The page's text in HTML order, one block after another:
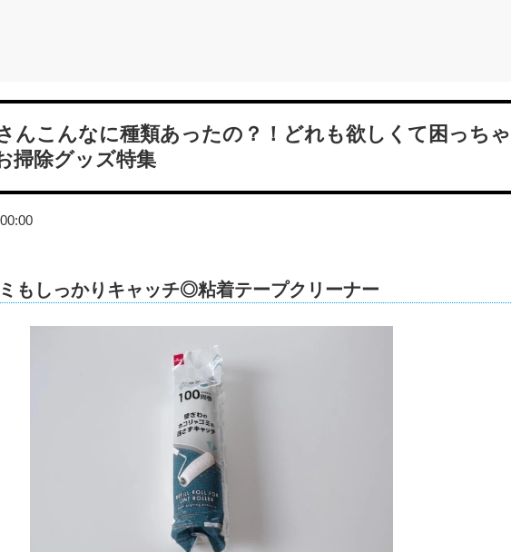
んこんなに種類あったの？！どれも欲しくて困っちゃ
掃除グッズ特集
もしっかりキャッチ◎粘着テープクリーナー